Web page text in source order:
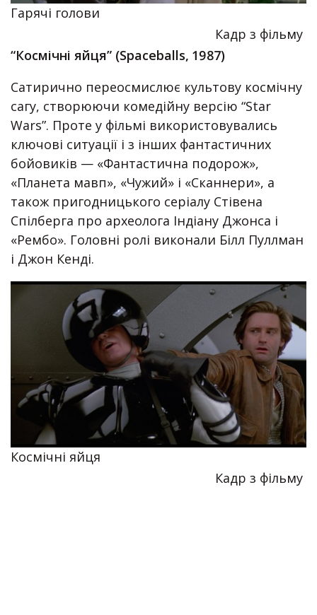
Гарячі голови
Кадр з фільму
“Космічні яйця” (Spaceballs, 1987)
Сатирично переосмислює культову космічну
сагу, створюючи комедійну версію “Star
Wars”. Проте у фільмі використовувались
ключові ситуації і з інших фантастичних
бойовиків — «Фантастична подорож»,
«Планета мавп», «Чужий» і «Сканнери», а
також пригодницького серіалу Стівена
Спілберга про археолога Індіану Джонса і
«Рембо». Головні ролі виконали Білл Пуллман
і Джон Кенді.
Космічні яйця
Кадр з фільму